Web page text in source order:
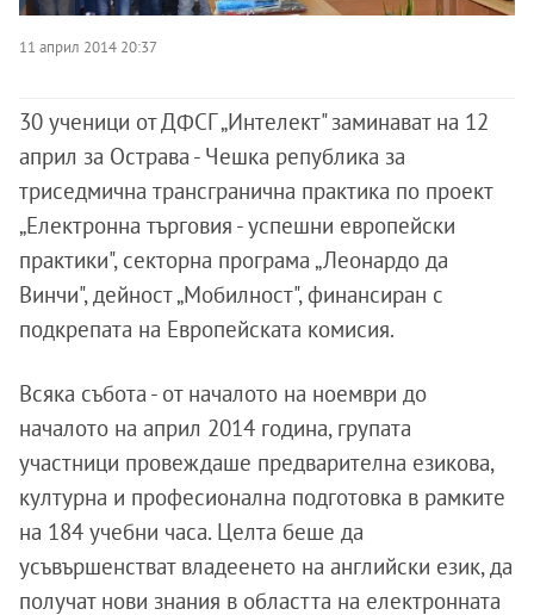
11 април 2014 20:37
30 ученици от ДФСГ „Интелект" заминават на 12
април за Острава - Чешка република за
триседмична трансгранична практика по проект
„Електронна търговия - успешни европейски
практики", секторна програма „Леонардо да
Винчи", дейност „Мобилност", финансиран с
подкрепата на Европейската комисия.
Всяка събота - от началото на ноември до
началото на април 2014 година, групата
участници провеждаше предварителна езикова,
културна и професионална подготовка в рамките
на 184 учебни часа. Целта беше да
усъвършенстват владеенето на английски език, да
получат нови знания в областта на електронната